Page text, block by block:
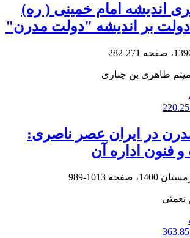
اندیشه امام خمینی ( ره)
دولت بر اندیشه "دولت مدرن"
271-282
طاهری بن چناری
در ایران عصر ناصری:
فنون اداره آن
1013-989
نعمتی